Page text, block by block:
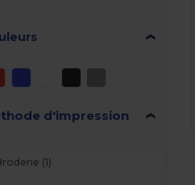
d'impression
(1)